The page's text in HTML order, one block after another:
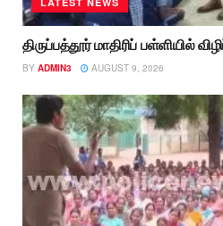
திருப்பத்தூர் மாதிரிப் பள்ளியில்
BY ADMIN3 AUGUST 9, 2026